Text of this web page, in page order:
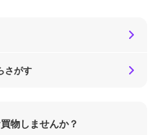
さがす
物しませんか？